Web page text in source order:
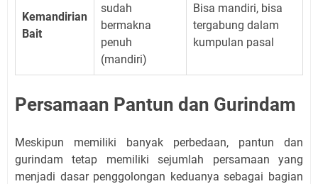
Kemandirian
Bait
sudah
bermakna
penuh
(mandiri)
Bisa mandiri, bisa
tergabung dalam
kumpulan pasal
Persamaan Pantun dan Gurindam
Meskipun memiliki banyak perbedaan, pantun dan
gurindam tetap memiliki sejumlah persamaan yang
menjadi dasar penggolongan keduanya sebagai bagian